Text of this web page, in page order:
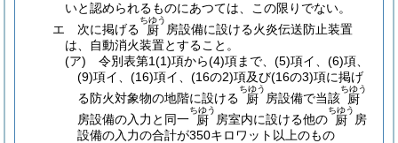
いと認められるものにあつては、この限りでない。
エ
次に掲げる 厨
ちゆう
房設備に設ける火炎伝送防止装置
は、自動消火装置とすること。
(ア)
令別表第1(1)項から(4)項まで、(5)項イ、(6)項、
(9)項イ、(16)項イ、(16の2)項及び(16の3)項に掲げ
る防火対象物の地階に設ける
厨
ちゆう
房設備で当該 厨
ちゆう
房設備の入力と同一 厨
ちゆう
房室内に設ける他の 厨
ちゆう
房
設備の入力の合計が350キロワット以上のもの